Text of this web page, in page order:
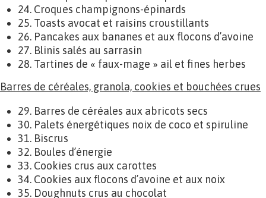
24. Croques champignons-épinards
25. Toasts avocat et raisins croustillants
26. Pancakes aux bananes et aux flocons d’avoine
27. Blinis salés au sarrasin
28. Tartines de « faux-mage » ail et fines herbes
Barres de céréales, granola, cookies et bouchées crues
29. Barres de céréales aux abricots secs
30. Palets énergétiques noix de coco et spiruline
31. Biscrus
32. Boules d’énergie
33. Cookies crus aux carottes
34. Cookies aux flocons d’avoine et aux noix
35. Doughnuts crus au chocolat